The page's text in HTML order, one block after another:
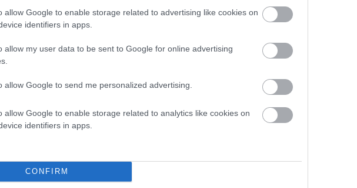
allow Google to enable storage related to advertising like cookies on
identifiers in apps.
allow my user data to be sent to Google for online advertising
allow Google to send me personalized advertising.
allow Google to enable storage related to analytics like cookies on
identifiers in apps.
CONFIRM
ύψους 55 μέτρων κάθε μια και μήκους πτερυγίων 22
είναι ο Κ. Φιλιππίδης. Στην παραπάνω
από κοντινό λοφίσκο. Υπάρχουν τρεις
Συνδέονται με βατό χωματόδρομο. Μπροστά
τα μηχανήματα ελέγχου, το ηλεκτρονικό και
ελέγχουν οι τεχνικοί και μένει όταν χρειάζεται ο
05/08/2026